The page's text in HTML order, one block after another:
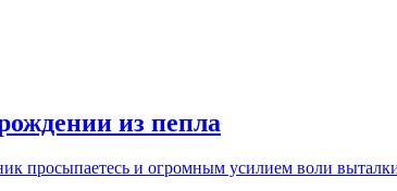
из пепла
просыпаетесь и огромным усилием воли